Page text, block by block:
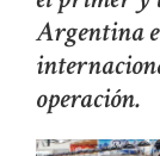
Argentina
operación.